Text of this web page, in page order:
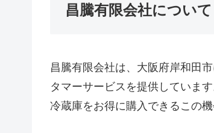
昌騰有限会社について
昌騰有限会社は、大阪府岸和田
タマーサービスを提供していま
冷蔵庫をお得に購入できるこの機